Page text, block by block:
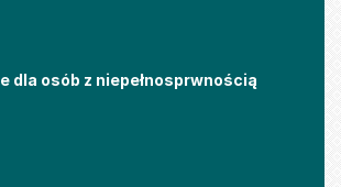
dla osób z niepełnosprwnością